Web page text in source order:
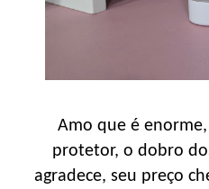
Amo que é
protetor, o dobro
agradece, seu preço